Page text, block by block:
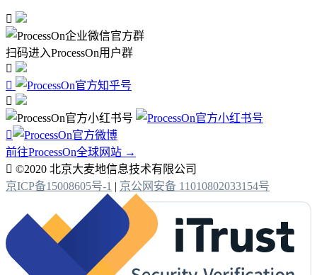

扫码进入ProcessOn用户群




前往ProcessOn全球网站 →
 ©2020 北京大麦地信息技术有限公司
京ICP备15008605号-1 | 京公网安备 11010802033154号